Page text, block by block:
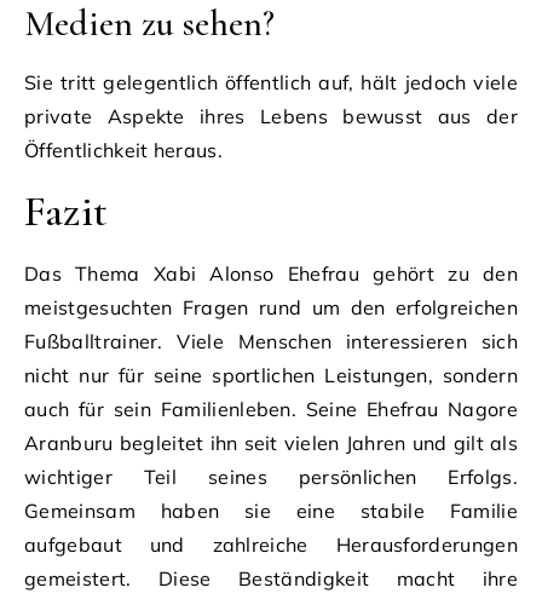
Medien zu sehen?
Sie tritt gelegentlich öffentlich auf, hält jedoch viele
private Aspekte ihres Lebens bewusst aus der
Öffentlichkeit heraus.
Fazit
Das Thema Xabi Alonso Ehefrau gehört zu den
meistgesuchten Fragen rund um den erfolgreichen
Fußballtrainer. Viele Menschen interessieren sich
nicht nur für seine sportlichen Leistungen, sondern
auch für sein Familienleben. Seine Ehefrau Nagore
Aranburu begleitet ihn seit vielen Jahren und gilt als
wichtiger Teil seines persönlichen Erfolgs.
Gemeinsam haben sie eine stabile Familie
aufgebaut und zahlreiche Herausforderungen
gemeistert. Diese Beständigkeit macht ihre